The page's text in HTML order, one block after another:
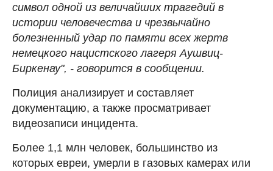
символ одной из величайших трагедий в
истории человечества и чрезвычайно
болезненный удар по памяти всех жертв
немецкого нацистского лагеря Аушвиц-
Биркенау", - говорится в сообщении.
Полиция анализирует и составляет
документацию, а также просматривает
видеозаписи инцидента.
Более 1,1 млн человек, большинство из
которых евреи, умерли в газовых камерах или